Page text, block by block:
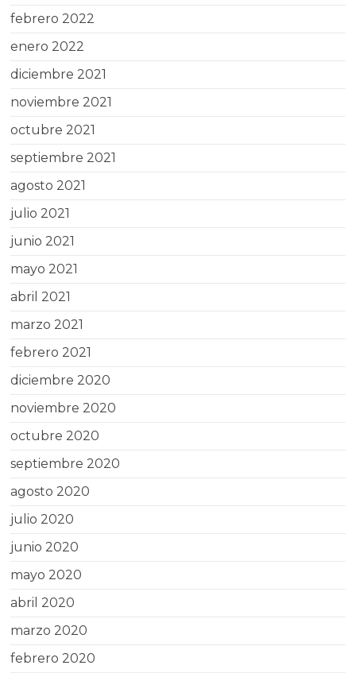
febrero 2022
enero 2022
diciembre 2021
noviembre 2021
octubre 2021
septiembre 2021
agosto 2021
julio 2021
junio 2021
mayo 2021
abril 2021
marzo 2021
febrero 2021
diciembre 2020
noviembre 2020
octubre 2020
septiembre 2020
agosto 2020
julio 2020
junio 2020
mayo 2020
abril 2020
marzo 2020
febrero 2020